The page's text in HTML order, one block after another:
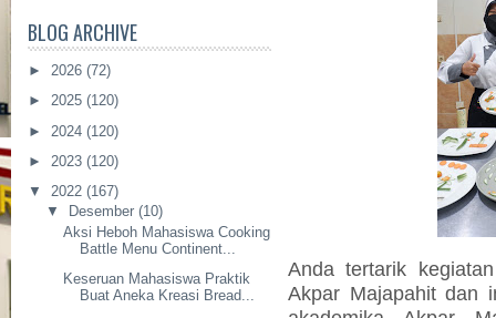
BLOG ARCHIVE
► 2026 (72)
► 2025 (120)
► 2024 (120)
► 2023 (120)
▼ 2022 (167)
▼
Desember (10)
Aksi Heboh Mahasiswa Cooking
Battle Menu Continent...
Keseruan Mahasiswa Praktik
Buat Aneka Kreasi Bread...
Anda tertarik
Akpar Majapahit dan